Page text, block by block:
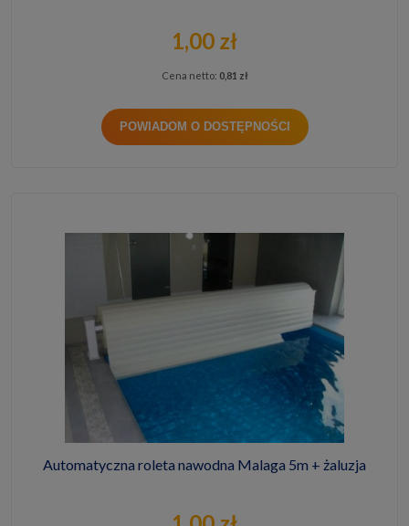
1,00 zł
Cena netto: 0,81 zł
POWIADOM O DOSTĘPNOŚCI
Automatyczna roleta nawodna Malaga 5m + żaluzja